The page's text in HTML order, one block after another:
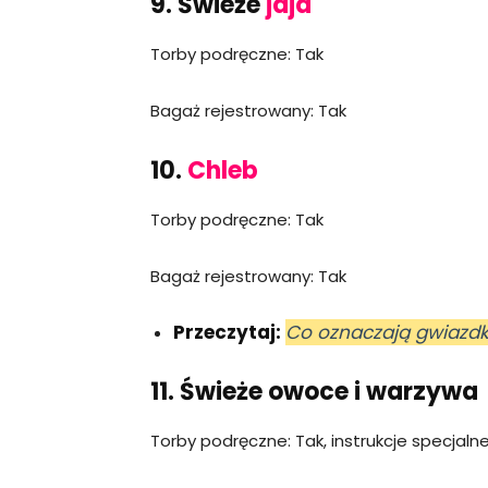
Torby podręczne: Tak
Bagaż rejestrowany: Tak
10. Chleb
Torby podręczne: Tak
Bagaż rejestrowany: Tak
Przeczytaj: Co oznaczają
11. Świeże owoce i warzywa
Torby podręczne: Tak, instrukcje specjalne